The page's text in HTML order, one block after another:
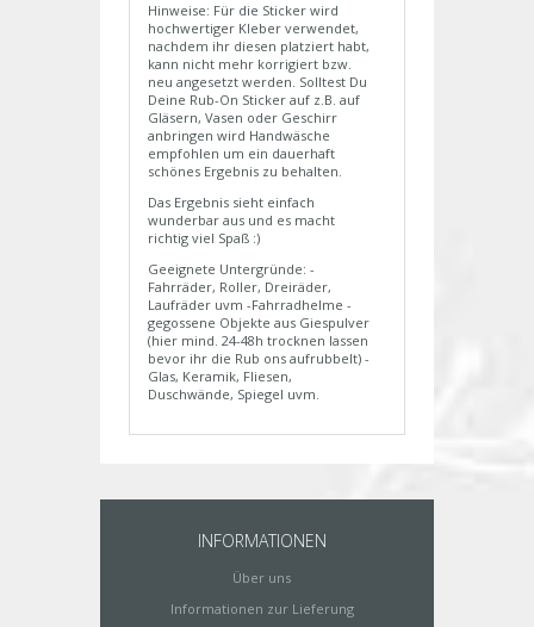
Hinweise: Für die Sticker wird
hochwertiger Kleber verwendet,
nachdem ihr diesen platziert habt,
kann nicht mehr korrigiert bzw.
neu angesetzt werden. Solltest Du
Deine Rub-On Sticker auf z.B. auf
Gläsern, Vasen oder Geschirr
anbringen wird Handwäsche
empfohlen um ein dauerhaft
schönes Ergebnis zu behalten.
Das Ergebnis sieht einfach
wunderbar aus und es macht
richtig viel Spaß :)
Geeignete Untergründe: -
Fahrräder, Roller, Dreiräder,
Laufräder uvm -Fahrradhelme -
gegossene Objekte aus Giespulver
(hier mind. 24-48h trocknen lassen
bevor ihr die Rub ons aufrubbelt) -
Glas, Keramik, Fliesen,
Duschwände, Spiegel uvm.
INFORMATIONEN
Über uns
Informationen zur Lieferung